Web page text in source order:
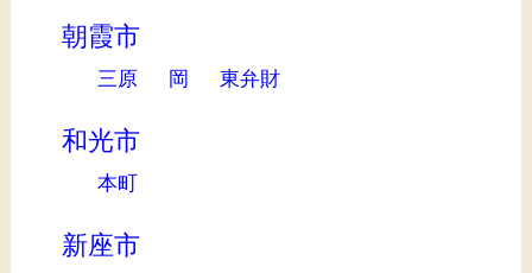
朝霞市
三原 岡 東弁財
和光市
本町
新座市